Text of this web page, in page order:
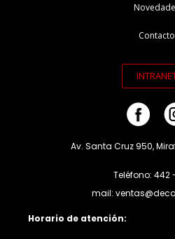
Contacto
Av. Santa Cruz 950,
Teléfono: 442
mail:
Horario de atención: